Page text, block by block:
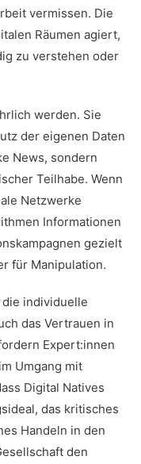
vermissen. Die
Räumen agiert,
zu verstehen oder
werden. Sie
der eigenen Daten
News, sondern
Teilhabe. Wenn
Netzwerke
Informationen
gezielt
für Manipulation.
individuelle
das Vertrauen in
Expert:innen
im Umgang mit
Digital Natives
das kritisches
Handeln in den
den